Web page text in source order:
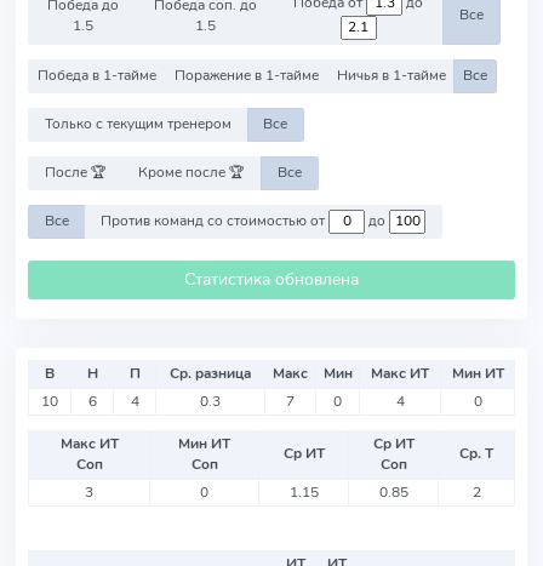
Победа до
1.5
Победа соп. до
1.5
Все
Победа в 1-тайме Поражение в 1-тайме Ничья в 1-тайме Все
Только с текущим тренером Все
После 🏆 Кроме после 🏆 Все
Все Против команд со стоимостью от до
Статистика обновлена
В Н П Ср. разница Макс Мин Макс ИТ
Мин ИТ
10
6 4 0.3 7 0 4 0
Макс ИТ
Соп
Мин ИТ
Соп
Ср ИТ
Ср ИТ
Соп
Ср. Т
3
0 1.15 0.85 2